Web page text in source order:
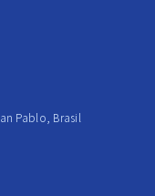
Pablo, Brasil